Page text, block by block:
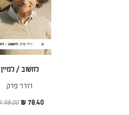
לחשוב / למיין
ז'ורז' פרק
78.40 ₪
98.00 ₪